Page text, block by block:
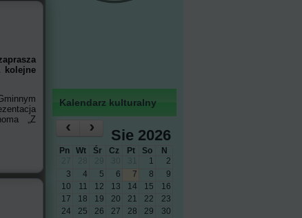
kolejne
„Z
Kalendarz kulturalny
‹ › Sie 2026
Pn Wt Śr Cz Pt So
N
1
2
3
4 5 6 7 8
9
10
11 12 13 14 15
16
17
18 19 20 21 22
23
24
25 26 27 28 29
30